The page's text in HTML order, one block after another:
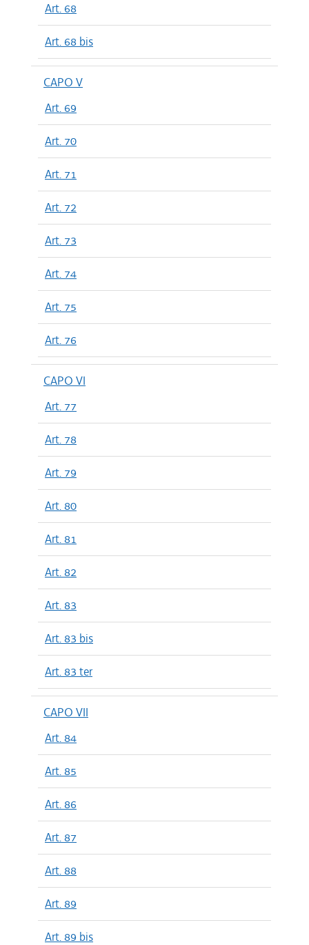
Art. 68
Art. 68 bis
CAPO V
Art. 69
Art. 70
Art. 71
Art. 72
Art. 73
Art. 74
Art. 75
Art. 76
CAPO VI
Art. 77
Art. 78
Art. 79
Art. 80
Art. 81
Art. 82
Art. 83
Art. 83 bis
Art. 83 ter
CAPO VII
Art. 84
Art. 85
Art. 86
Art. 87
Art. 88
Art. 89
Art. 89 bis